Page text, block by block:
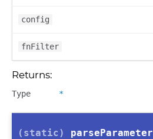
config
fnFilter
Returns:
Type *
(static) parseParameter